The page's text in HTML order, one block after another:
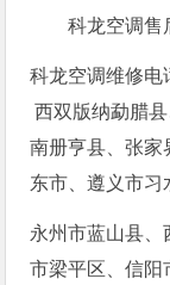
科龙空调售
科龙空调维修电
西双版纳勐腊
南册亨县、张家
东市、遵义市习
永州市蓝山县、
市梁平区、信阳